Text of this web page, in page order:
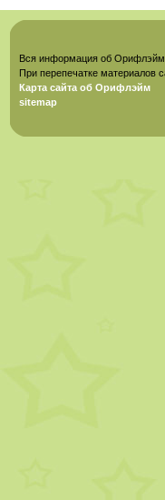
Вся информация об
При перепечатке материалов
Карта сайта об Орифлэйм
sitemap